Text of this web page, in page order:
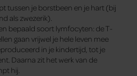
tussen je borstbeen en je hart (bij
als zwezerik).
bepaald soort lymfocyten: de T-
gaan vrijwel je hele leven mee
in je kindertijd, tot je
Daarna zit het werk van de
hij.